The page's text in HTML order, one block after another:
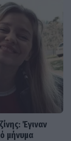
Έγιναν
μήνυμα